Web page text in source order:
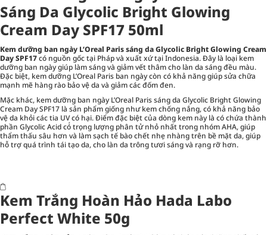
Sáng Da Glycolic Bright Glowing
Cream Day SPF17 50ml
Kem dưỡng ban ngày L’Oreal Paris sáng da Glycolic Bright Glowing Cream
Day SPF17có nguồn gốc tại Pháp và xuất xứ tại Indonesia. Đây là loại kem
dưỡng ban ngày giúp làm sáng và giảm vết thâm cho làn da sáng đều màu.
Đặc biệt, kem dưỡng L’Oreal Paris ban ngày còn có khả năng giúp sửa chữa
mạnh mẽ hàng rào bảo vệ da và giảm các đốm đen.
Mặc khác, kem dưỡng ban ngày L’Oreal Paris sáng da Glycolic Bright Glowing
Cream Day SPF17 là sản phẩm giống như kem chống nắng, có khả năng bảo
vệ da khỏi các tia UV có hại. Điểm đặc biệt của dòng kem này là có chứa thành
phần Glycolic Acid có́ trọng lượng phân tử nhỏ nhất trong nhóm AHA, giúp
thẩm thấu sâu hơn và làm sạch tế bào chết nhẹ nhàng trên bề mặt da, giúp
hỗ trợ quá trình tái tạo da, cho làn da trông tươi sáng và rạng rỡ hơn.
Kem Trắng Hoàn Hảo Hada Labo
Perfect White 50g